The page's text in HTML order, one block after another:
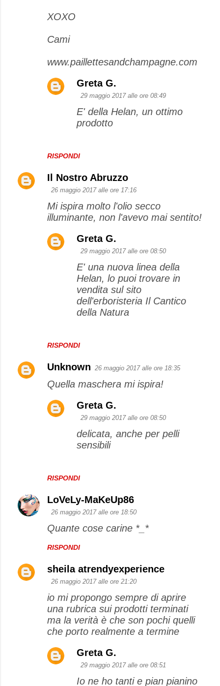
XOXO
Cami
www.paillettesandchampagne.com
RISPONDI
Greta G.
29 maggio 2017 alle ore 08:49
E' della Helan, un ottimo
prodotto
Il Nostro Abruzzo
26 maggio 2017 alle ore 17:16
Mi ispira molto l'olio secco
illuminante, non l'avevo mai sentito!
RISPONDI
Greta G.
29 maggio 2017 alle ore 08:50
E' una nuova linea della
Helan, lo puoi trovare in
vendita sul sito
dell'erboristeria Il Cantico
della Natura
Unknown 26 maggio 2017 alle ore 18:35
Quella maschera mi ispira!
RISPONDI
Greta G.
29 maggio 2017 alle ore 08:50
delicata, anche per pelli
sensibili
LoVeLy-MaKeUp86
26 maggio 2017 alle ore 18:50
Quante cose carine *_*
RISPONDI
sheila atrendyexperience
26 maggio 2017 alle ore 21:20
io mi propongo sempre di aprire
una rubrica sui prodotti terminati
ma la verità è che son pochi quelli
che porto realmente a termine
Greta G.
29 maggio 2017 alle ore 08:51
Io ne ho tanti e pian pianino